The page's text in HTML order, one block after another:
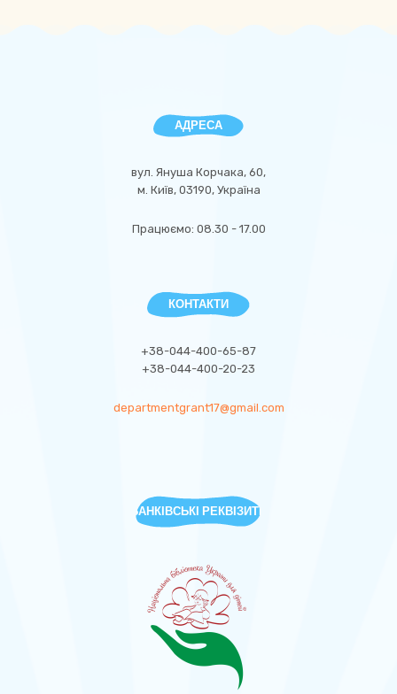
АДРЕСА
вул. Януша Корчака, 60,
м. Київ, 03190, Україна
Працюємо: 08.30 - 17.00
КОНТАКТИ
+38-044-400-65-87
+38-044-400-20-23
departmentgrant17@gmail.com
БАНКІВСЬКІ РЕКВІЗИТИ